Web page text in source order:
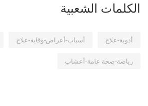
الكلمات الشعبية
أدوية-علاج أسباب-أعراض-وقاية-علاج
رياضة-صحة عامة-أعشاب